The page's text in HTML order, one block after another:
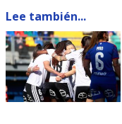
Lee también...